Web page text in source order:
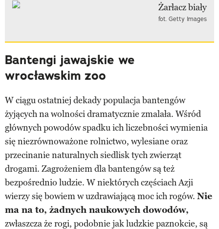
fot. Getty Images
Bantengi jawajskie we
wrocławskim zoo
W ciągu ostatniej dekady populacja bantengów
żyjących na wolności dramatycznie zmalała. Wśród
głównych powodów spadku ich liczebności wymienia
się niezrównoważone rolnictwo, wylesiane oraz
przecinanie naturalnych siedlisk tych zwierząt
drogami. Zagrożeniem dla bantengów są też
bezpośrednio ludzie. W niektórych częściach Azji
wierzy się bowiem w uzdrawiającą moc ich rogów. Nie
ma na to, żadnych naukowych dowodów,
zwłaszcza że rogi, podobnie jak ludzkie paznokcie, są